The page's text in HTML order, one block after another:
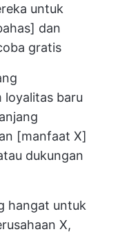
untuk
dan
gratis
loyalitas baru
[manfaat X]
dukungan
hangat untuk
X,